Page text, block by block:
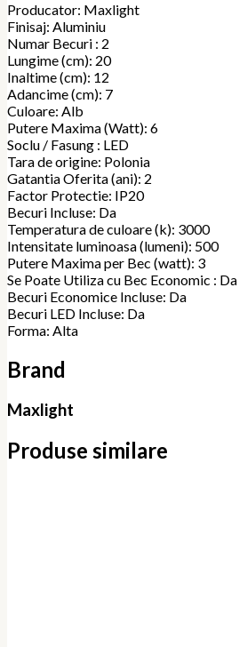
Producator: Maxlight
Finisaj: Aluminiu
Numar Becuri : 2
Lungime (cm): 20
Inaltime (cm): 12
Adancime (cm): 7
Culoare: Alb
Putere Maxima (Watt): 6
Soclu / Fasung : LED
Tara de origine: Polonia
Gatantia Oferita (ani): 2
Factor Protectie: IP20
Becuri Incluse: Da
Temperatura de culoare (k): 3000
Intensitate luminoasa (lumeni): 500
Putere Maxima per Bec (watt): 3
Se Poate Utiliza cu Bec Economic : Da
Becuri Economice Incluse: Da
Becuri LED Incluse: Da
Forma: Alta
Brand
Maxlight
Produse similare